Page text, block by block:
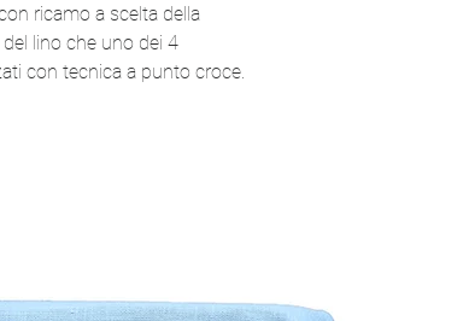
ricamo a scelta della
lino che uno dei 4
con tecnica a punto croce.